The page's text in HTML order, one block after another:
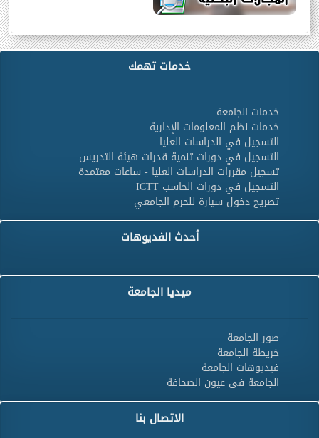
خدمات تهمك
خدمات الجامعة
خدمات نظم المعلومات الإدارية
التسجيل في الدراسات العليا
التسجيل في دورات تنمية قدرات هيئة التدريس
تسجيل مقررات الدراسات العليا - ساعات معتمدة
التسجيل في دورات الحاسب ICTT
تصريح دخول سيارة للحرم الجامعي
أحدث الفديوهات
ميديا الجامعة
صور الجامعة
خريطة الجامعة
فيديوهات الجامعة
الجامعة فى عيون الصحافة
الاتصال بنا